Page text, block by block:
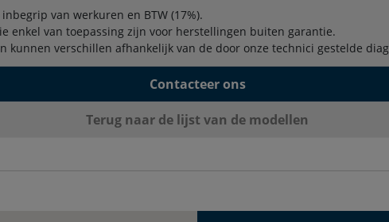
van werkuren en BTW (17%).
enkel van toepassing zijn voor herstellingen buiten garantie.
kunnen verschillen afhankelijk van de door onze technici gestelde
Contacteer ons
Terug naar de lijst van de modellen